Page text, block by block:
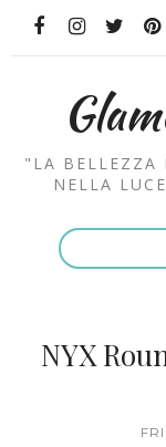
"LA BELLEZZA
NELLA
NYX